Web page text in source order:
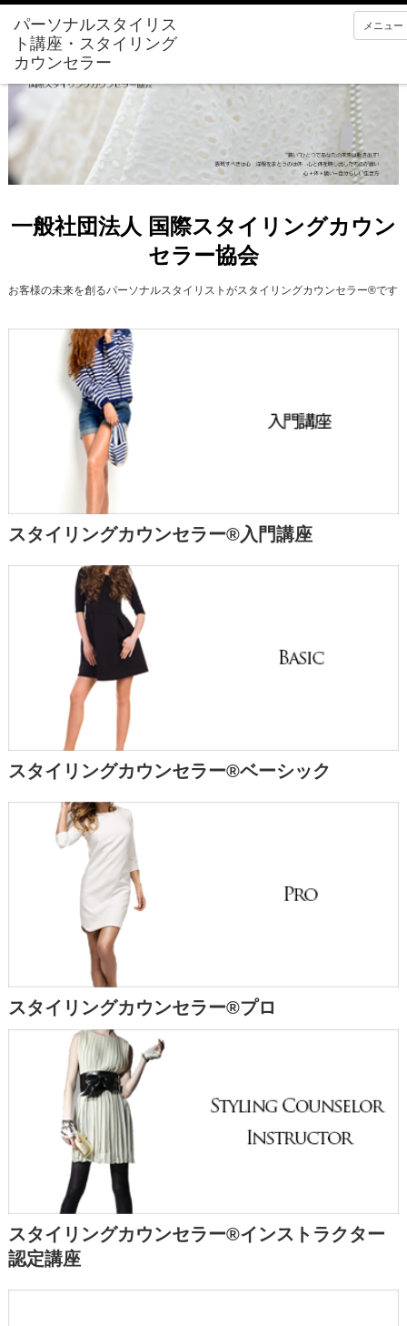
メニュー
一般社団法人 国際スタイリングカウン
セラー協会
お客様の未来を創るパーソナルスタイリストがスタイリングカウンセラー®です
スタイリングカウンセラー®入門講座
スタイリングカウンセラー®ベーシック
スタイリングカウンセラー®プロ
スタイリングカウンセラー®インストラクター
認定講座